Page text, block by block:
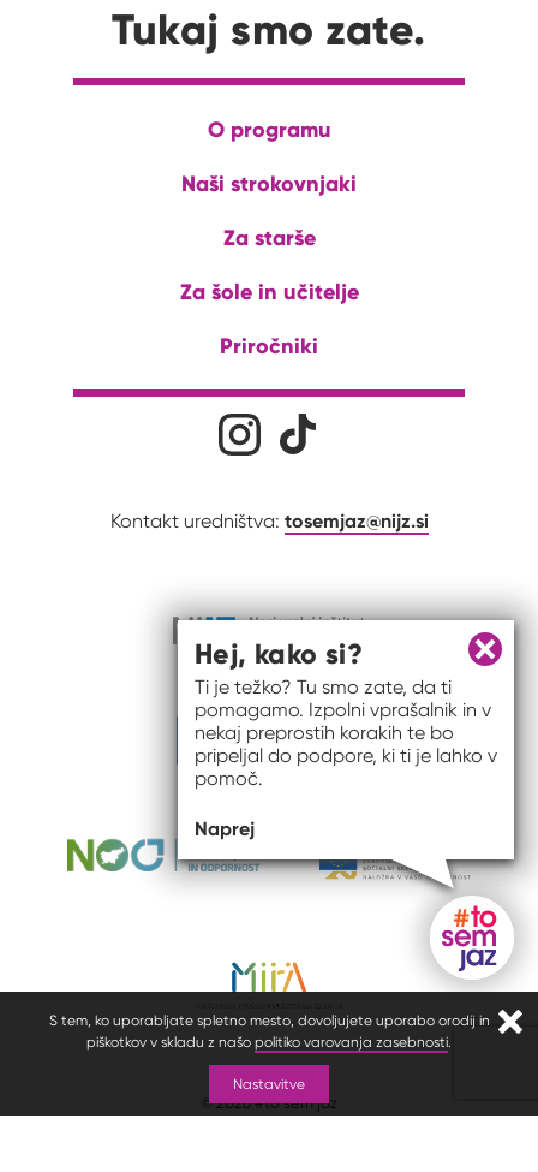
S tem, ko uporabljate spletno mesto, dovoljujete uporabo orodij in
piškotkov v skladu z našo politiko varovanja zasebnosti.
Nastavitve
Tukaj smo zate.
O programu
Naši strokovnjaki
Za starše
Za šole in učitelje
Priročniki
Družabna omrežjaNa naš Instagram profil
Kontakt uredništva: tosemjaz@nijz.si
© 2026 #to sem jaz
Gumb
Zapri
Hej, kako si?
Ti je težko? Tu smo zate, da ti
pomagamo. Izpolni vprašalnik in v
nekaj preprostih korakih te bo
pripeljal do podpore, ki ti je lahko v
pomoč.
Naprej